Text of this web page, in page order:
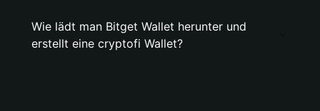
Wie lädt man Bitget Wallet herunter und
erstellt eine cryptofi Wallet?